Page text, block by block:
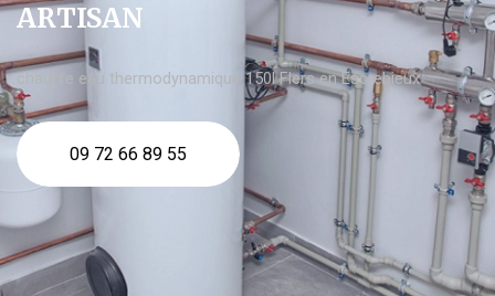
ARTISAN
chauffe eau thermodynamique 150l Flers en Escrebieux
09 72 66 89 55